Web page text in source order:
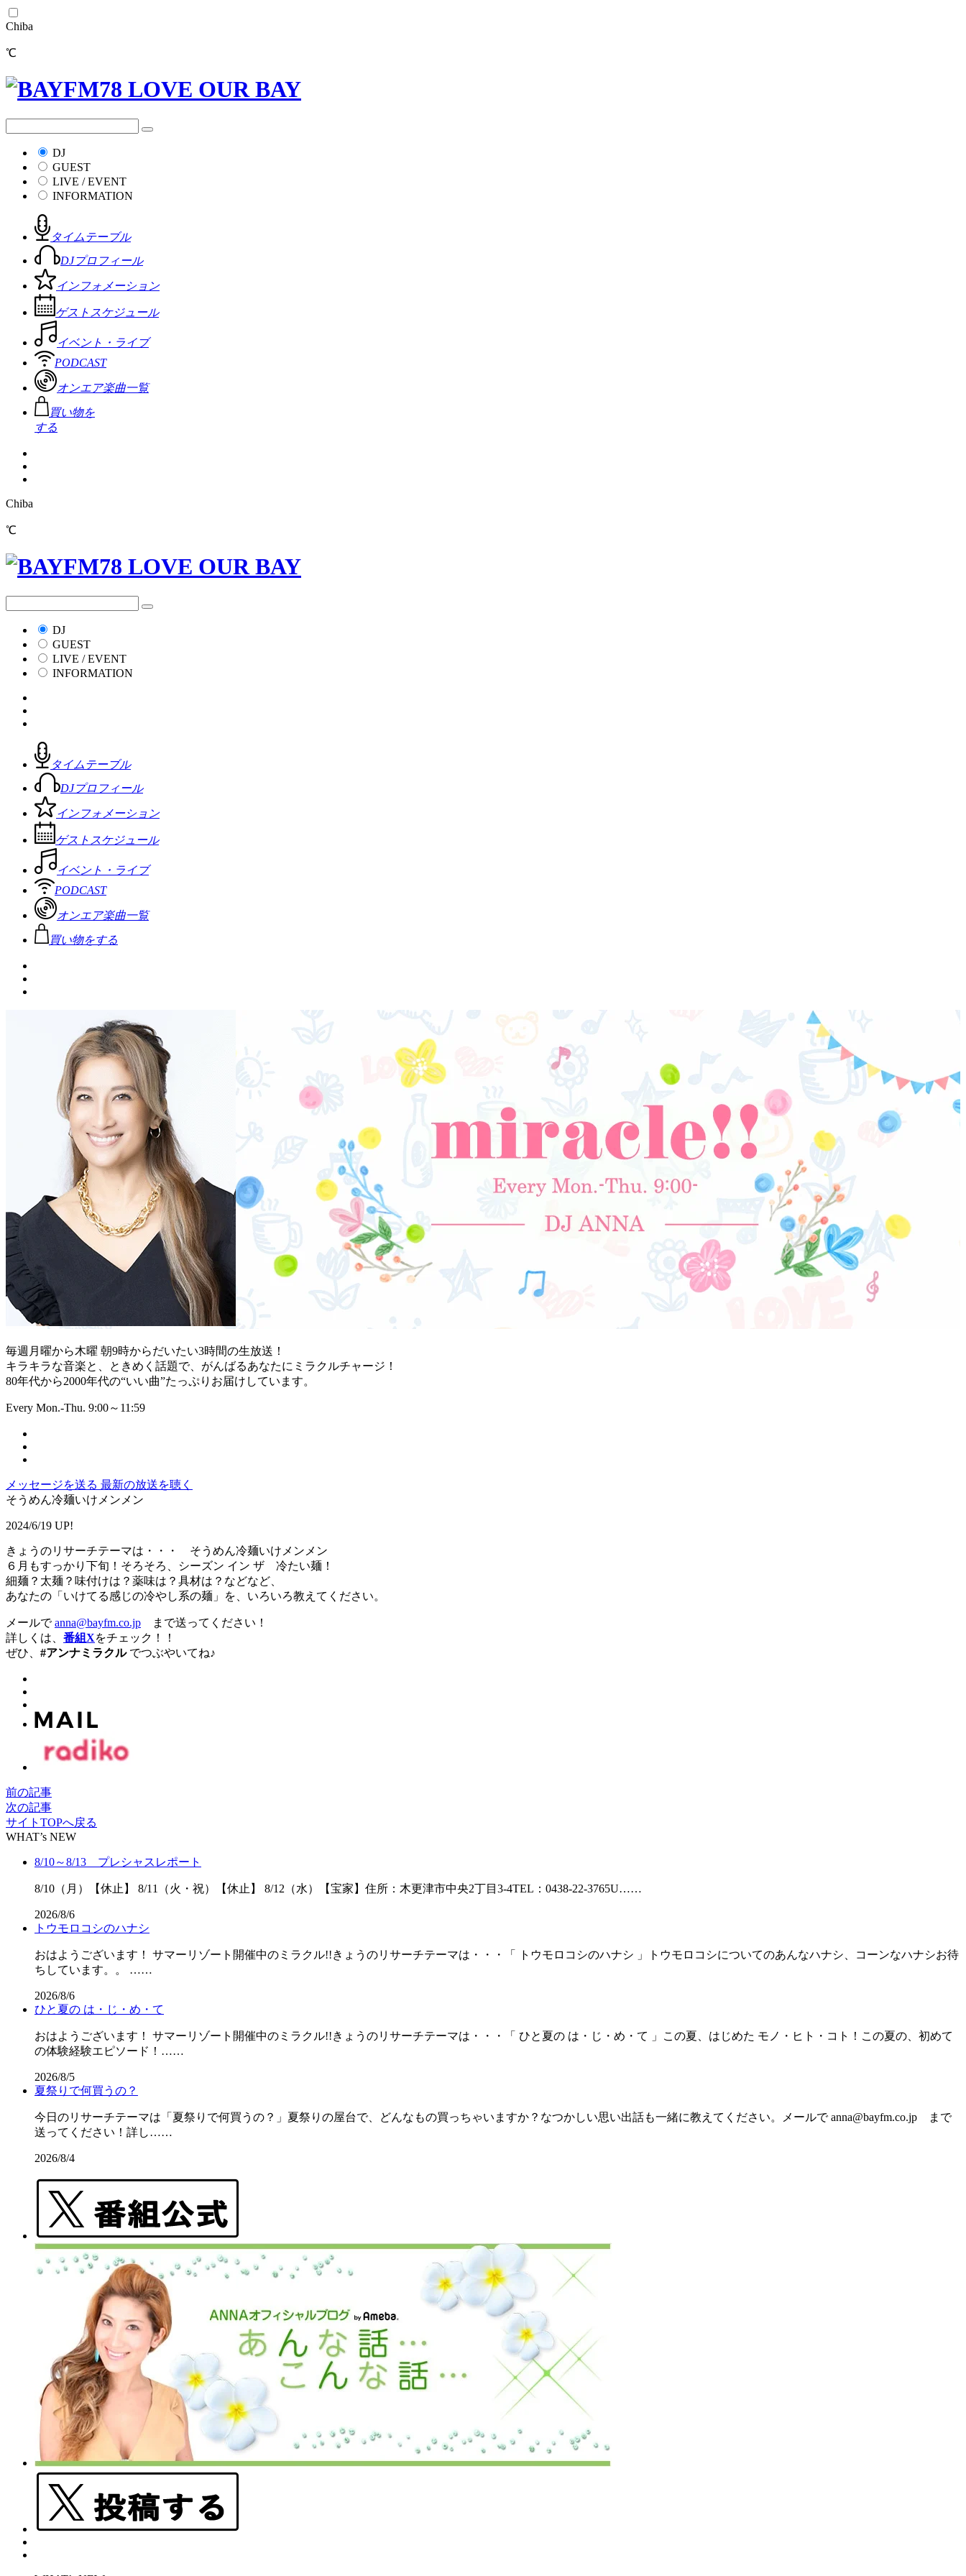
Chiba
℃
DJ
GUEST
LIVE / EVENT
INFORMATION
タイムテーブル
DJプロフィール
インフォメーション
ゲストスケジュール
イベント・ライブ
PODCAST
オンエア楽曲一覧
買い物を
する
Chiba
℃
DJ
GUEST
LIVE / EVENT
INFORMATION
タイムテーブル
DJプロフィール
インフォメーション
ゲストスケジュール
イベント・ライブ
PODCAST
オンエア楽曲一覧
買い物をする
毎週月曜から木曜 朝9時からだいたい3時間の生放送！
キラキラな音楽と、ときめく話題で、がんばるあなたにミラクルチャージ！
80年代から2000年代の“いい曲”たっぷりお届けしています。
Every Mon.-Thu. 9:00～11:59
メッセージを送る 最新の放送を聴く
そうめん冷麺いけメンメン
2024/6/19 UP!
きょうのリサーチテーマは・・・ そうめん冷麺いけメンメン
６月もすっかり下旬！そろそろ、シーズン イン ザ 冷たい麺！
細麺？太麺？味付けは？薬味は？具材は？などなど、
あなたの「いけてる感じの冷やし系の麺」を、いろいろ教えてください。
メールでanna@bayfm.co.jp まで送ってください！
詳しくは、 番組Xをチェック！！
ぜひ、 #アンナミラクルでつぶやいてね♪
前の記事
次の記事
サイトTOPへ戻る
WHAT’s NEW
8/10～8/13 プレシャスレポート
8/10（月）【休止】 8/11（火・祝）【休止】 8/12（水）【宝家】住所：木更津市中央2丁目3-4TEL：0438-22-3765U……
2026/8/6
トウモロコシのハナシ
おはようございます！ サマーリゾート開催中のミラクル!!きょうのリサーチテーマは・・・「 トウモロコシのハナシ 」トウモロコシについてのあんなハナシ、コーンなハナシお待
ちしています。。 ……
2026/8/6
ひと夏の は・じ・め・て
おはようございます！ サマーリゾート開催中のミラクル!!きょうのリサーチテーマは・・・「 ひと夏の は・じ・め・て 」この夏、はじめた モノ・ヒト・コト！この夏の、初めて
の体験経験エピソード！……
2026/8/5
夏祭りで何買うの？
今日のリサーチテーマは「夏祭りで何買うの？」夏祭りの屋台で、どんなもの買っちゃいますか？なつかしい思い出話も一緒に教えてください。メールで anna@bayfm.co.jp まで
送ってください！詳し……
2026/8/4